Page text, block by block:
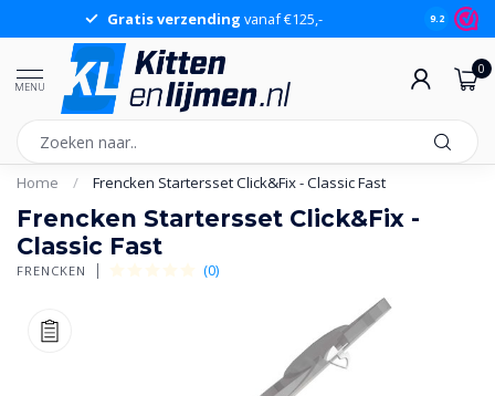
Gratis verzending vanaf €125,- 9.2
MENU
0
Home / Frencken Startersset Click&Fix - Classic Fast
Frencken Startersset Click&Fix -
Classic Fast
FRENCKEN (0)